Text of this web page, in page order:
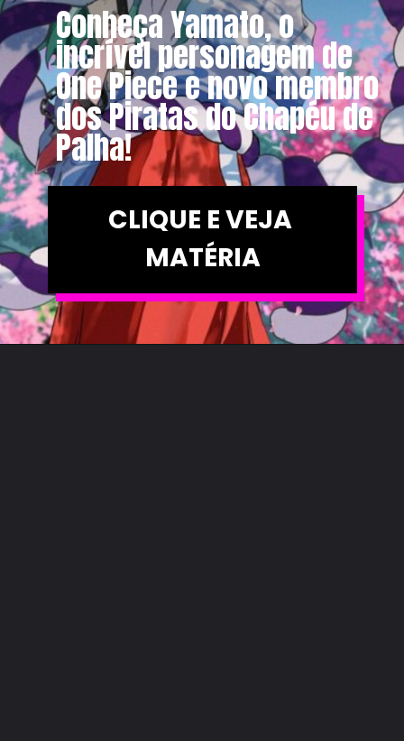
CLIQUE E VEJA
MATÉRIA
Conheça Yamato, o
incrível personagem de
One Piece e novo membro
dos Piratas do Chapéu de
Palha!